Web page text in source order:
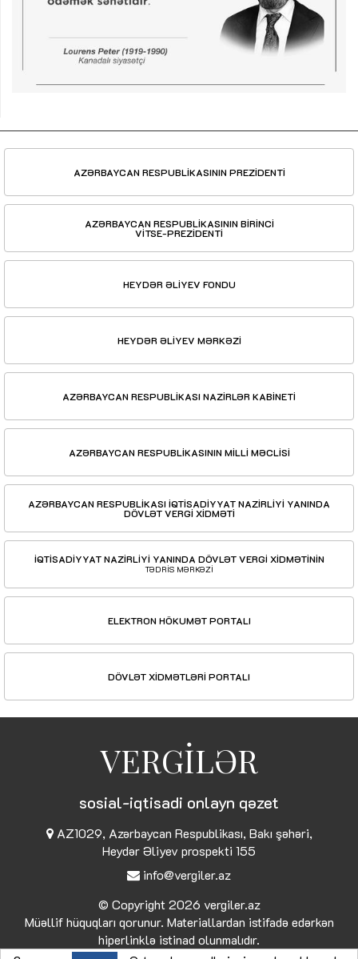
AZƏRBAYCAN RESPUBLİKASININ PREZİDENTİ
AZƏRBAYCAN RESPUBLİKASININ BİRİNCİ
VİTSE-PREZİDENTİ
HEYDƏR ƏLİYEV FONDU
HEYDƏR ƏLİYEV MƏRKƏZİ
AZƏRBAYCAN RESPUBLİKASI NAZİRLƏR KABİNETİ
AZƏRBAYCAN RESPUBLİKASININ MİLLİ MƏCLİSİ
AZƏRBAYCAN RESPUBLİKASI İQTİSADİYYAT NAZİRLİYİ YANINDA
DÖVLƏT VERGİ XİDMƏTİ
İQTİSADİYYAT NAZİRLİYİ YANINDA DÖVLƏT VERGİ XİDMƏTİNİN
TƏDRİS MƏRKƏZİ
ELEKTRON HÖKUMƏT PORTALI
DÖVLƏT XİDMƏTLƏRİ PORTALI
VERGİLƏR
sosial-iqtisadi onlayn qəzet
AZ1029, Azərbaycan Respublikası, Bakı şəhəri,
Heydər Əliyev prospekti 155
info@vergiler.az
© Copyright 2026 vergiler.az
Müəllif hüquqları qorunur. Materiallardan istifadə edərkən
hiperlinklə istinad olunmalıdır.